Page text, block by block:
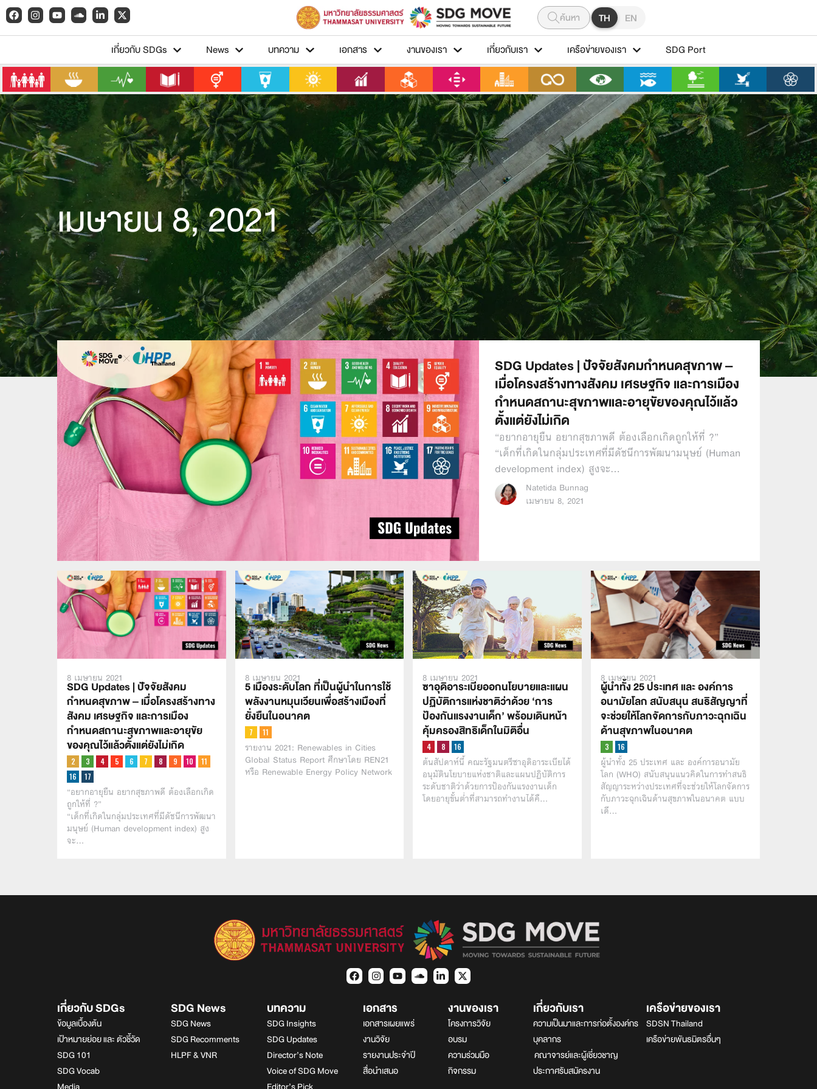
ค้นหา TH EN
เกี่ยวกับ SDGs News บทความ เอกสาร งานของเรา เกี่ยวกับเรา เครือข่ายของเรา SDG Port
เมษายน 8, 2021
SDG Updates | ปัจจัยสังคมกำหนดสุขภาพ –
เมื่อโครงสร้างทางสังคม เศรษฐกิจ และการเมือง
กำหนดสถานะสุขภาพและอายุขัยของคุณไว้แล้ว
ตั้งแต่ยังไม่เกิด
“อยากอายุยืน อยากสุขภาพดี ต้องเลือกเกิดถูกให้ที่ ?”
“เด็กที่เกิดในกลุ่มประเทศที่มีดัชนีการพัฒนามนุษย์ (Human
development index) สูงจะ…
Natetida Bunnag
เมษายน 8, 2021
8 เมษายน 2021
SDG Updates | ปัจจัยสังคม
กำหนดสุขภาพ – เมื่อโครงสร้างทาง
สังคม เศรษฐกิจ และการเมือง
กำหนดสถานะสุขภาพและอายุขัย
ของคุณไว้แล้วตั้งแต่ยังไม่เกิด
“อยากอายุยืน อยากสุขภาพดี ต้องเลือกเกิด
ถูกให้ที่ ?”
“เด็กที่เกิดในกลุ่มประเทศที่มีดัชนีการพัฒนา
มนุษย์ (Human development index) สูง
จะ…
8 เมษายน 2021
5 เมืองระดับโลก ที่เป็นผู้นำในการใช้
พลังงานหมุนเวียนเพื่อสร้างเมืองที่
ยั่งยืนในอนาคต
รายงาน 2021: Renewables in Cities
Global Status Report ศึกษาโดย REN21
หรือ Renewable Energy Policy Network
8 เมษายน 2021
ซาอุดิอาระเบียออกนโยบายและแผน
ปฏิบัติการแห่งชาติว่าด้วย ‘การ
ป้องกันแรงงานเด็ก’ พร้อมเดินหน้า
คุ้มครองสิทธิเด็กในมิติอื่น
ต้นสัปดาห์นี้ คณะรัฐมนตรีซาอุดิอาระเบียได้
อนุมัตินโยบายแห่งชาติและแผนปฏิบัติการ
ระดับชาติว่าด้วยการป้องกันแรงงานเด็ก
โดยอายุขั้นต่ำที่สามารถทำงานได้คื…
8 เมษายน 2021
ผู้นำทั้ง 25 ประเทศ และ องค์การ
อนามัยโลก สนับสนุน สนธิสัญญาที่
จะช่วยให้โลกจัดการกับภาวะฉุกเฉิน
ด้านสุขภาพในอนาคต
ผู้นำทั้ง 25 ประเทศ และ องค์การอนามัย
โลก (WHO) สนับสนุนแนวคิดในการทำสนธิ
สัญญาระหว่างประเทศที่จะช่วยให้โลกจัดการ
กับภาวะฉุกเฉินด้านสุขภาพในอนาคต แบบ
เดี…
เกี่ยวกับ SDGs
ข้อมูลเบื้องต้น
เป้าหมายย่อย และ ตัวชี้วัด
SDG 101
SDG Vocab
SDG News
SDG News
SDG Recomments
HLPF & VNR
บทความ
SDG Insights
SDG Updates
Director’s Note
Voice of SDG Move
เอกสาร
เอกสารเผยแพร่
งานวิจัย
รายงานประจำปี
สื่อนำเสนอ
งานของเรา
โครงการวิจัย
อบรม
ความร่วมมือ
กิจกรรม
เกี่ยวกับเรา
ความเป็นมาและการก่อตั้งองค์กร
บุคลากร
คณาจารย์และผู้เชี่ยวชาญ
ประกาศรับสมัครงาน
เครือข่ายของเรา
SDSN Thailand
เครือข่ายพันธมิตรอื่นๆ